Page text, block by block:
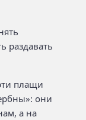
раздавать
плащи
они
а на